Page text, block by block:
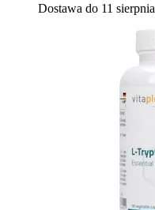
Dostawa do 11 sierpnia